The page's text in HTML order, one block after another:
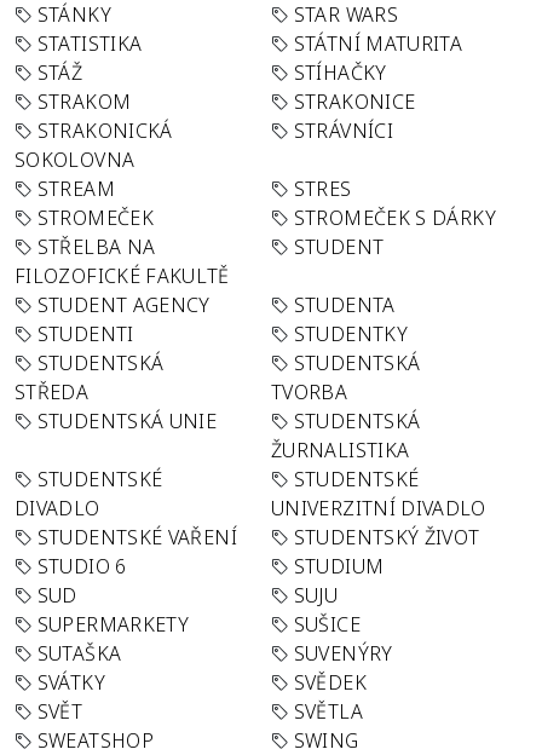
STÁNKY
STAR WARS
STATISTIKA
STÁTNÍ MATURITA
STÁŽ
STÍHAČKY
STRAKOM
STRAKONICE
STRAKONICKÁ
SOKOLOVNA
STRÁVNÍCI
STREAM
STRES
STROMEČEK
STROMEČEK S DÁRKY
STŘELBA NA
FILOZOFICKÉ FAKULTĚ
STUDENT
STUDENT AGENCY
STUDENTA
STUDENTI
STUDENTKY
STUDENTSKÁ
STŘEDA
STUDENTSKÁ
TVORBA
STUDENTSKÁ UNIE
STUDENTSKÁ
ŽURNALISTIKA
STUDENTSKÉ
DIVADLO
STUDENTSKÉ
UNIVERZITNÍ DIVADLO
STUDENTSKÉ VAŘENÍ
STUDENTSKÝ ŽIVOT
STUDIO 6
STUDIUM
SUD
SUJU
SUPERMARKETY
SUŠICE
SUTAŠKA
SUVENÝRY
SVÁTKY
SVĚDEK
SVĚT
SVĚTLA
SWEATSHOP
SWING